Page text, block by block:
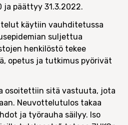
ja päättyy 31.3.2022.
käytiin vauhditetussa
suljettua
henkilöstö tekee
opetus ja tutkimus pyörivät
osoitettiin sitä vastuuta, jota
Neuvottelutulos takaa
ja työrauha säilyy. Iso